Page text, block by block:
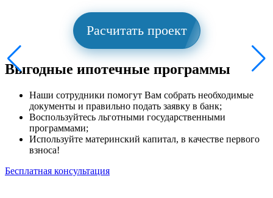
Расчитать проект
Выгодные ипотечные программы
Наши сотрудники помогут Вам собрать необходимые
документы и правильно подать заявку в банк;
Воспользуйтесь льготными государственными
программами;
Используйте материнский капитал, в качестве первого
взноса!
Бесплатная консультация